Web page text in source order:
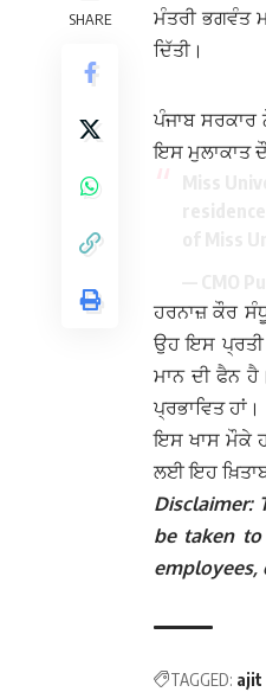
SHARE
ਮੰਤਰੀ ਭਗਵੰਤ
ਦਿੱਤੀ।
ਪੰਜਾਬ ਸਰਕਾਰ
ਇਸ ਮੁਲਾਕਾਤ
ਹਰਨਾਜ਼ ‍ਕੌਰ
ਉਹ ਇਸ ਪ੍ਰਤੀ
ਮਾਨ ਦੀ ਫੈਨ
ਪ੍ਰਭਾਵਿਤ ਹਾਂ।
ਇਸ ਖਾਸ ਮੌਕੇ
ਲਈ ਇਹ
Disclaimer:
be taken
employees,
TAGGED: ajit